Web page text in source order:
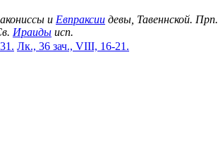
и Евпраксии девы, Тавеннской. Прп.
Ираиды исп.
Лк., 36 зач., VIII, 16-21.